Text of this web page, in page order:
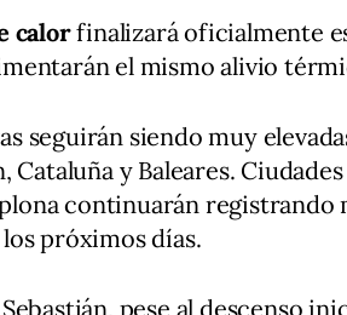
calorfinalizará oficialmente
el mismo alivio
seguirán siendo muy
Cataluña y Baleares.
continuarán registrando
próximos días.
pese al descenso